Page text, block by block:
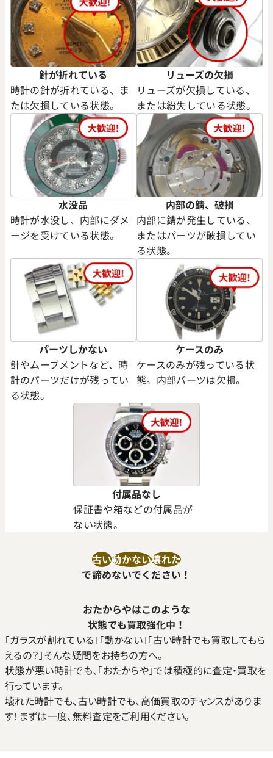
針が折れている
時計の針が折れている、ま
たは欠損している状態。
リューズの欠損
リューズが欠損している、
または紛失している状態。
水没品
時計が水没し、内部にダメ
ージを受けている状態。
内部の錆、破損
内部に錆が発生している、
またはパーツが破損してい
る状態。
パーツしかない
針やムーブメントなど、時
計のパーツだけが残ってい
る状態。
ケースのみ
ケースのみが残っている状
態。内部パーツは欠損。
付属品なし
保証書や箱などの付属品が
ない状態。
古い動かない壊れた
で諦めないでください！
おたからやはこのような
状態でも買取強化中！
｢ガラスが割れている｣｢動かない｣｢古い時計でも買取してもら
えるの？｣そんな疑問をお持ちの方へ。
状態が悪い時計でも、｢おたからや｣では積極的に査定・買取を
行っています。
壊れた時計でも、古い時計でも、高価買取のチャンスがありま
す！まずは一度、無料査定をご利用ください。